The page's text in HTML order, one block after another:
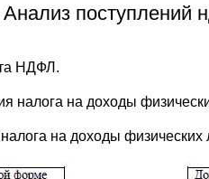
Анализ поступлений
НДФЛ.
налога на доходы
на доходы физических